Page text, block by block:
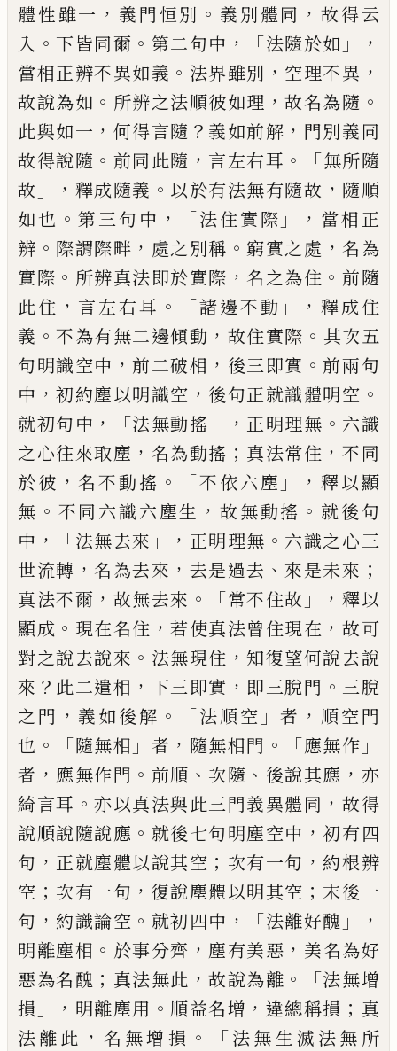
體性雖一 ， 義門恒別 。 義別體同 ， 故得云
入 。 下皆同爾 。 第二句中 ，「法隨於如 」，
當相正辨不異如義 。 法界雖別 ， 空理不異 ，
故說為如 。 所辨之法順彼如理 ，故名為隨 。
此與如一 ， 何得言隨 ？ 義如前解 ， 門別義同
故得說隨 。 前同此隨 ， 言左右耳 。「無所隨
故 」， 釋成隨義 。 以於有法無有隨故 ， 隨順
如也 。第三句中 ，「法住實際 」， 當相正
辨 。 際謂際畔 ， 處之別稱 。 窮實之處 ，名為
實際 。 所辨真法即於實際 ，名之為住 。前隨
此住 ， 言左右耳 。「諸邊不動 」， 釋成住
義 。不為有無二邊傾動 ， 故住實際 。 其次五
句明識空中 ，前二破相 ， 後三即實 。前兩句
中 ，初約塵以明識空 ， 後句正就識體明空 。
就初句中 ，「法無動搖 」， 正明理無 。 六識
之心往來取塵 ， 名為動搖 ； 真法常住 ，不同
於彼 ，名不動搖 。「不依六塵 」， 釋以顯
無 。 不同六識六塵生 ， 故無動搖 。 就後句
中 ， 「法無去來 」， 正明理無 。 六識之心三
世流轉 ，名為去來 ， 去是過去 、 來是未來 ；
真法不爾 ， 故無去來 。「常不住故 」，釋以
顯成 。 現在名住 ，若使真法曾住現在 ，故可
對之說去說來 。 法無現住 ，知復望何說去說
來 ？ 此二遣相 ， 下三即實 ， 即三脫門 。 三脫
之門 ， 義如後解 。「法順空 」者 ， 順空門
也 。「隨無相 」 者 ， 隨無相門 。「應無作 」
者 ， 應無作門 。 前順 、 次隨 、 後說其應 ， 亦
綺言耳 。亦以真法與此三門義異體同 ， 故得
說順說隨說應 。 就後七句明塵空中 ，初有四
句 ， 正就塵體以說其空 ； 次有一句 ， 約根辨
空 ； 次有一句 ， 復說塵體以明其空 ； 末後一
句 ， 約識論空 。 就初四中 ，「法離好醜 」，
明離塵相 。 於事分齊 ， 塵有美惡 ， 美名為好
惡為名醜 ； 真法無此 ，故說為離 。「法無增
損 」， 明離塵用 。 順益名增 ， 違總稱損 ； 真
法離此 ， 名無增損 。「法無生滅法無所